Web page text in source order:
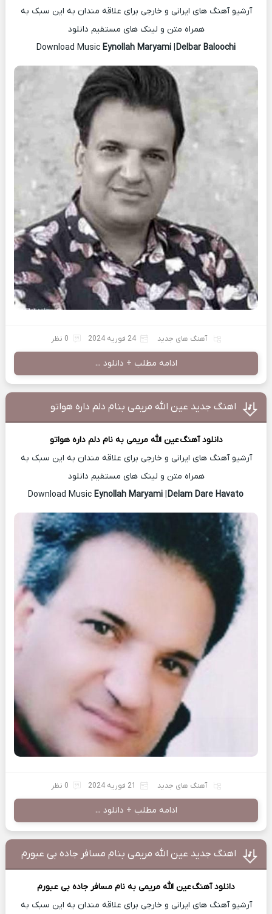
آرشیو آهنگ های ایرانی و خارجی برای علاقه مندان به این سبک به
همراه متن و لینک های مستقیم دانلود
Download Music
Eynollah Maryami|Delbar Baloochi
آهنگ های جدید 24 فوریه 2024 0 نظر
ادامه مطلب + دانلود ...
اهنگ جدید عین الله مریمی بنام دلم داره هواتو
دانلود آهنگعین الله مریمی به نام دلم داره هواتو
آرشیو آهنگ های ایرانی و خارجی برای علاقه مندان به این سبک به
همراه متن و لینک های مستقیم دانلود
Eynollah Maryami |Delam Dare Havato
آهنگ های جدید 21 فوریه 2024 0 نظر
ادامه مطلب + دانلود ...
اهنگ جدید عین الله مریمی بنام مسافر جاده بی عبورم
دانلود آهنگعین الله مریمی به نام مسافر جاده بی عبورم
آرشیو آهنگ های ایرانی و خارجی برای علاقه مندان به این سبک به